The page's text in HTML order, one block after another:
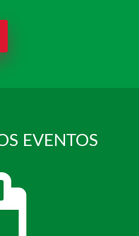
EVENTOS